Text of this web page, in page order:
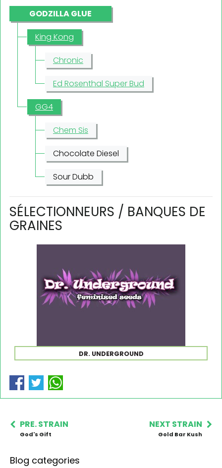
GODZILLA GLUE
King Kong
Chronic
Ed Rosenthal Super Bud
GG4
Chem Sis
Chocolate Diesel
Sour Dubb
SÉLECTIONNEURS / BANQUES DE
GRAINES
DR. UNDERGROUND
PRE. STRAIN
God's Gift
NEXT STRAIN
Gold Bar Kush
Blog categories